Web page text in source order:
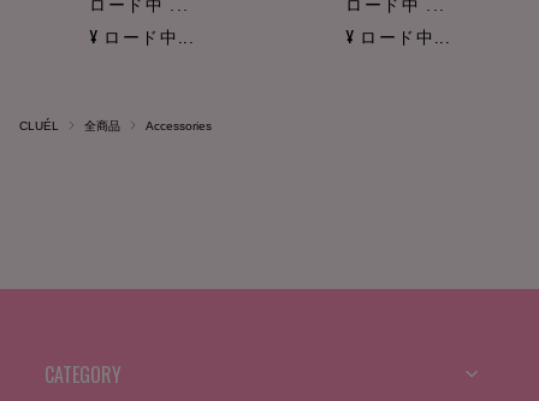
ロード中 ...
¥ ロード中...
ロード中 ...
¥ ロード中...
CLUÉL 全商品 Accessories
CATEGORY